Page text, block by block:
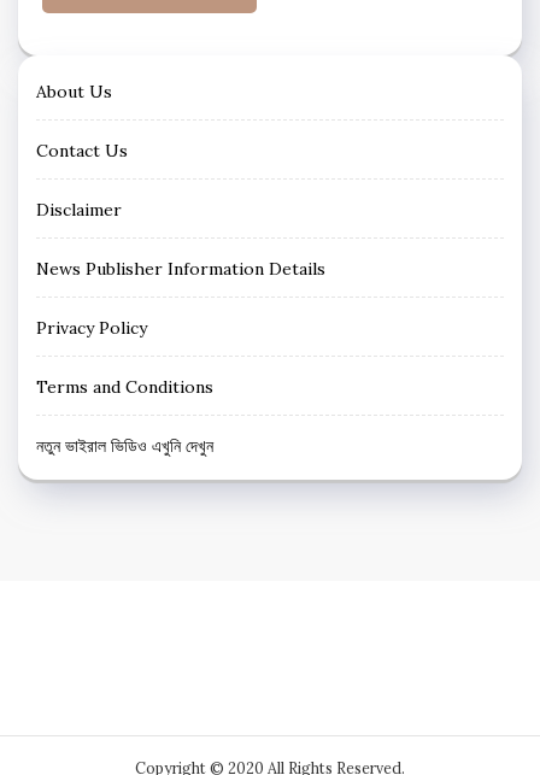
About Us
Contact Us
Disclaimer
News Publisher Information Details
Privacy Policy
Terms and Conditions
নতুন ভাইরাল ভিডিও এখুনি দেখুন
Copyright © 2020 All Rights Reserved.